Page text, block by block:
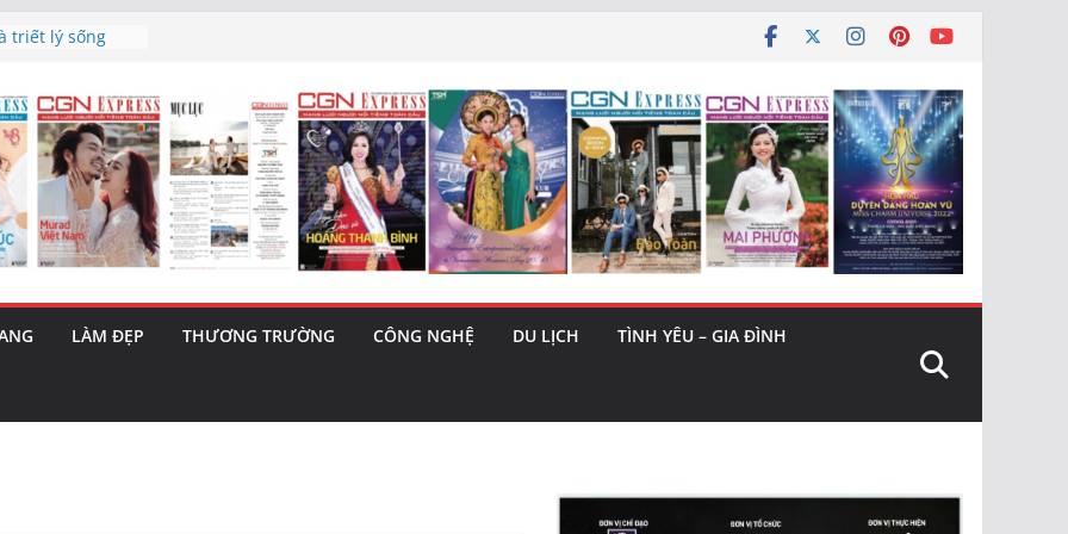
và nguy cơ trốn
mai”
phiên tăng
– 1 Cơ hội
cùng MTH
8): Bật tăng
LÀM ĐẸP THƯƠNG TRƯỜNG CÔNG NGHỆ DU LỊCH TÌNH YÊU – GIA ĐÌNH